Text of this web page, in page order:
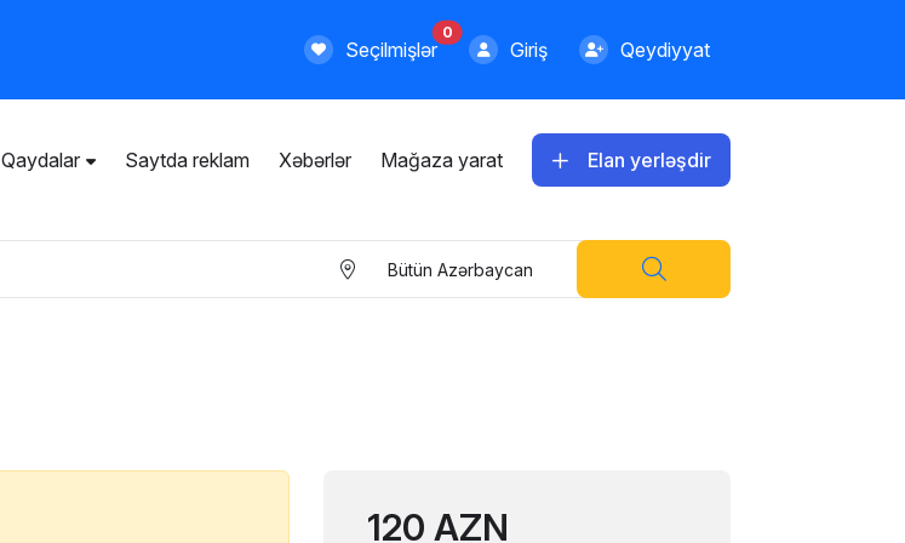
Seçilmişlər
0
Giriş Qeydiyyat
Qaydalar Saytda reklam Xəbərlər Mağaza yarat Elan yerləşdir
Bütün Azərbaycan
120 AZN
490.00 AZN